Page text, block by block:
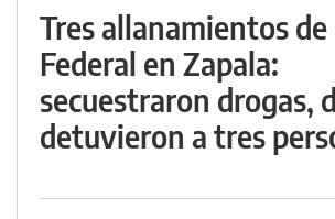
Tres allanamientos de
Federal en Zapala:
secuestraron drogas,
detuvieron a tres